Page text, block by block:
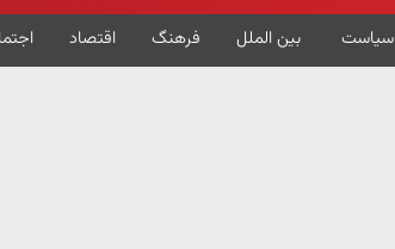
سیاست بین الملل فرهنگ اقتصاد